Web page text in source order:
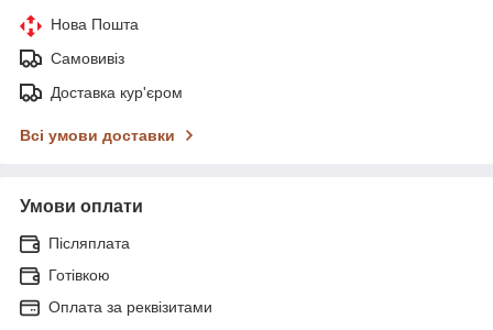
Нова Пошта
Самовивіз
Доставка кур'єром
Всі умови доставки
Умови оплати
Післяплата
Готівкою
Оплата за реквізитами